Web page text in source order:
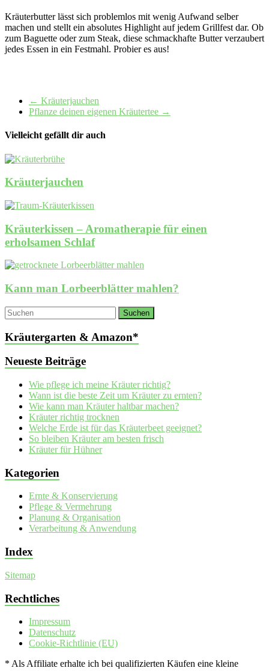
Kräuterbutter lässt sich problemlos mit wenig Aufwand selber
machen und stellt ein absolutes Highlight auf jedem Grillfest dar. Ob
zum Baguette oder zum Steak, diese schmackhafte Butter verzaubert
jedes Essen in ein Festmahl. Probier es aus!
← Kräuterjauchen
Pflanze deinen eigenen Kräutertee →
Vielleicht gefällt dir auch
Kräuterjauchen
Kräuterkissen – Aromatherapie für einen
erholsamen Schlaf
Kann man Lorbeerblätter mahlen?
Kräutergarten & Amazon*
Neueste Beiträge
Wie pflege ich meine Kräuter richtig?
Wann ist die beste Zeit um Kräuter zu ernten?
Wie kann man Kräuter haltbar machen?
Kräuter richtig trocknen
Welche Erde ist für das Kräuterbeet geeignet?
So bleiben Kräuter am besten frisch
Kräuter für Hühner
Kategorien
Ernte & Konservierung
Pflege & Vermehrung
Planung & Organisation
Verarbeitung & Anwendung
Index
Sitemap
Rechtliches
Impressum
Datenschutz
Cookie-Richtlinie (EU)
* Als Affiliate erhalte ich bei qualifizierten Käufen eine kleine